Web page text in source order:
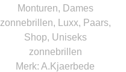
Monturen, Dames
zonnebrillen, Luxx, Paars,
Shop, Uniseks
zonnebrillen
Merk:A.Kjaerbede